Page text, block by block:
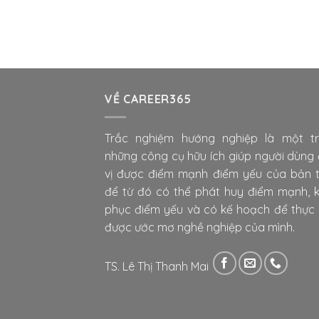
VỀ CAREER365
Trắc nghiệm hướng nghiệp là một
những công cụ hữu ích giúp người dùng
vị được điểm mạnh điểm yếu của bản
để từ đó có thể phát huy điểm mạnh,
phục điểm yếu và có kế hoạch để thực
được ước mơ nghề nghiệp của mình.
TS. Lê Thị Thanh Mai